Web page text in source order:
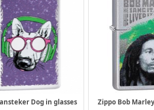
Dog in glasses
Zippo Bob